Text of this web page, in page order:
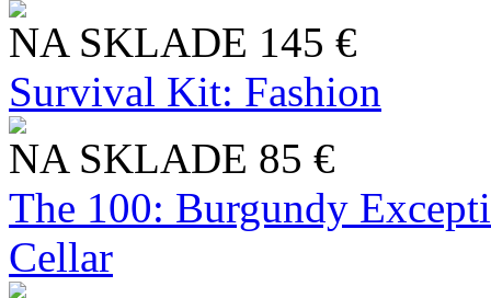
NA SKLADE 145 €
Survival Kit: Fashion
NA SKLADE 85 €
The 100: Burgundy
Cellar